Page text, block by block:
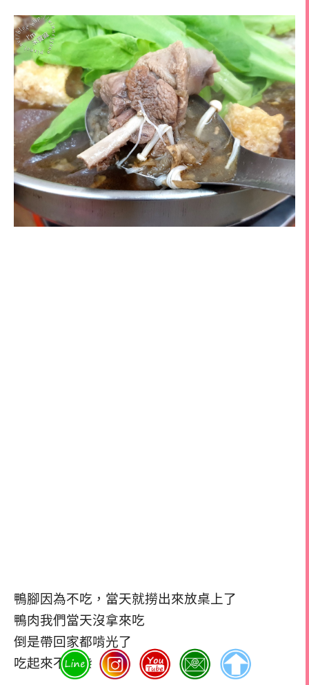
鴨腳因為不吃，當天就撈出來放桌上了
鴨肉我們當天沒拿來吃
倒是帶回家都啃光了
吃起來不老柴